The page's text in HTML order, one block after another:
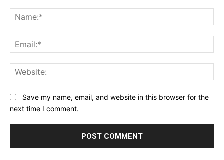
Save my name, email, and website in this browser for the
next time I comment.